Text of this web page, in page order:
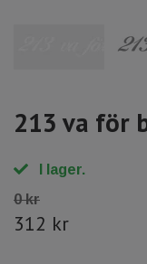
213 va för
I lager.
0 kr
312 kr